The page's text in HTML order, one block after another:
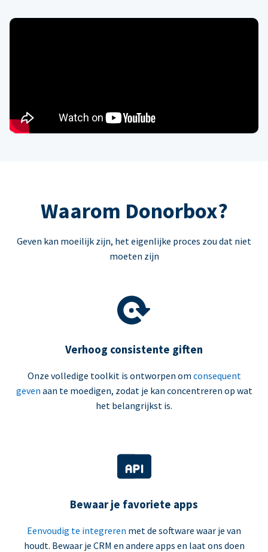
Waarom Donorbox?
Geven kan moeilijk zijn, het eigenlijke proces zou dat niet
moeten zijn
Verhoog consistente giften
Onze volledige toolkit is ontworpen om consequent
geven aan te moedigen, zodat je kan concentreren op wat
het belangrijkst is.
Bewaar je favoriete apps
Eenvoudig te integreren met de software waar je van
houdt. Bewaar je CRM en andere apps en laat ons doen